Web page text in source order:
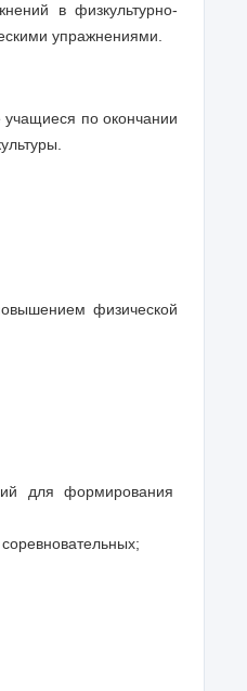
в физкультурно-
упражнениями.
учащиеся по окончании
физической
для формирования